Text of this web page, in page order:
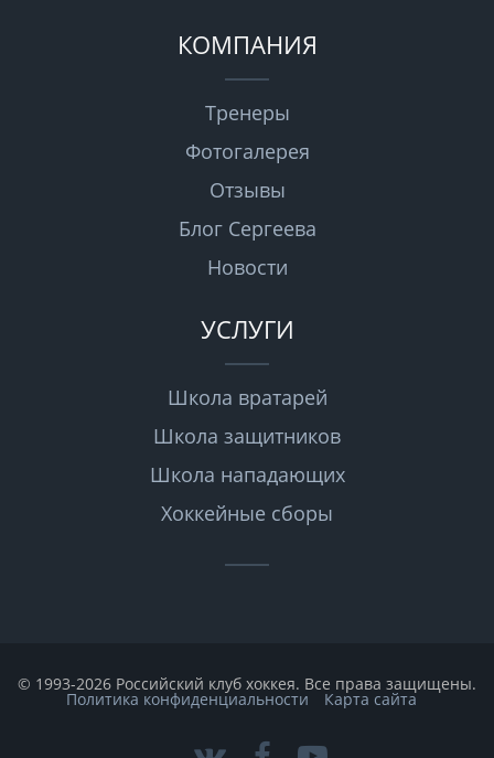
КОМПАНИЯ
Тренеры
Фотогалерея
Отзывы
Блог Сергеева
Новости
УСЛУГИ
Школа вратарей
Школа защитников
Школа нападающих
Хоккейные сборы
© 1993-2026 Российский клуб хоккея. Все права защищены.
Политика конфиденциальности Карта сайта